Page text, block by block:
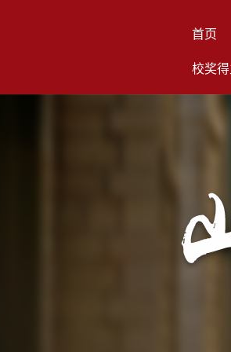
首页
校奖